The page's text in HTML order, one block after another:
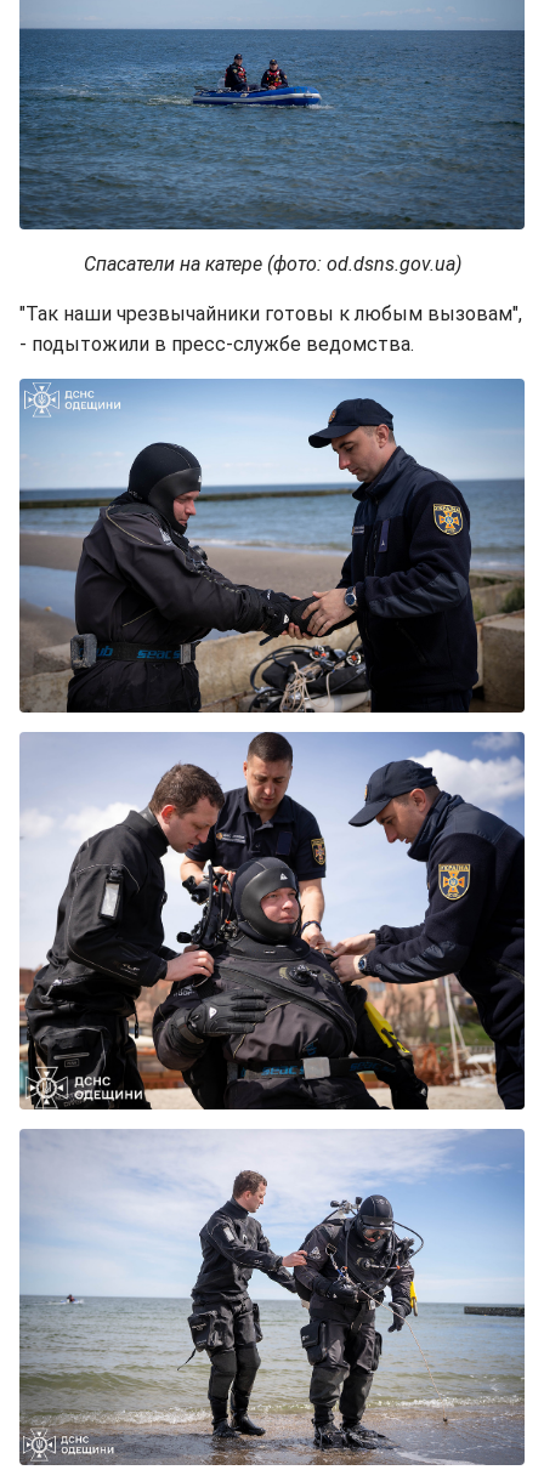
Спасатели на катере (фото: od.dsns.gov.ua)
"Так наши чрезвычайники готовы к любым вызовам",
- подытожили в пресс-службе ведомства.